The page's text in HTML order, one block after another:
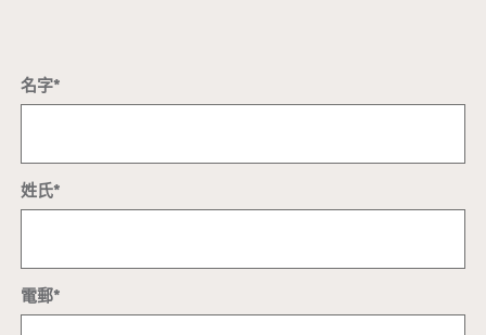
名字*
姓氏*
電郵*